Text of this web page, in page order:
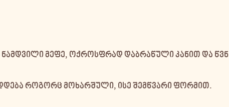
მეფე, ოქროსფრად დაბრაწული კანით და
როგორც მოხარშული, ისე შემწვარი ფორმით.